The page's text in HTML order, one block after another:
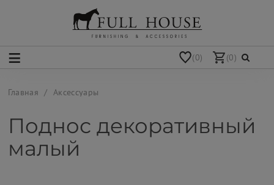
(0) (0)
Главная Аксессуары
Поднос декоративный
малый